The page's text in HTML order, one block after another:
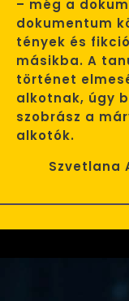
– még a
dokumentum
tények és
másikba. A
történet
alkotnak, úgy
szobrász a
alkotók.
Szvetlana